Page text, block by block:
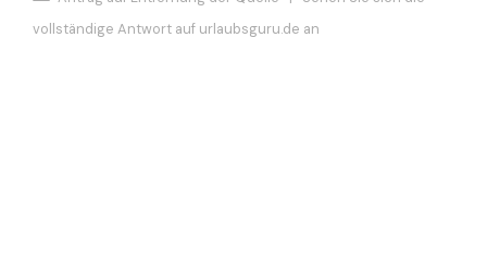
vollständige Antwort auf urlaubsguru.de an